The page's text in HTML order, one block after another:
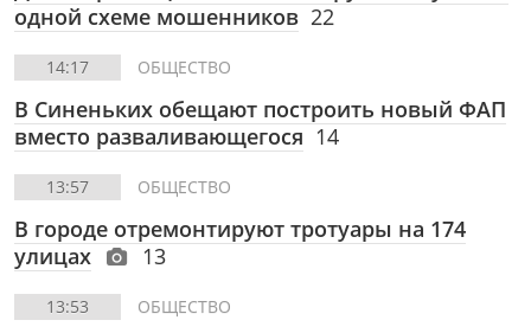
одной схеме мошенников 22
14:17 ОБЩЕСТВО
В Синеньких обещают построить новый ФАП
вместо разваливающегося 14
13:57 ОБЩЕСТВО
В городе отремонтируют тротуары на 174
улицах
13
13:53 ОБЩЕСТВО